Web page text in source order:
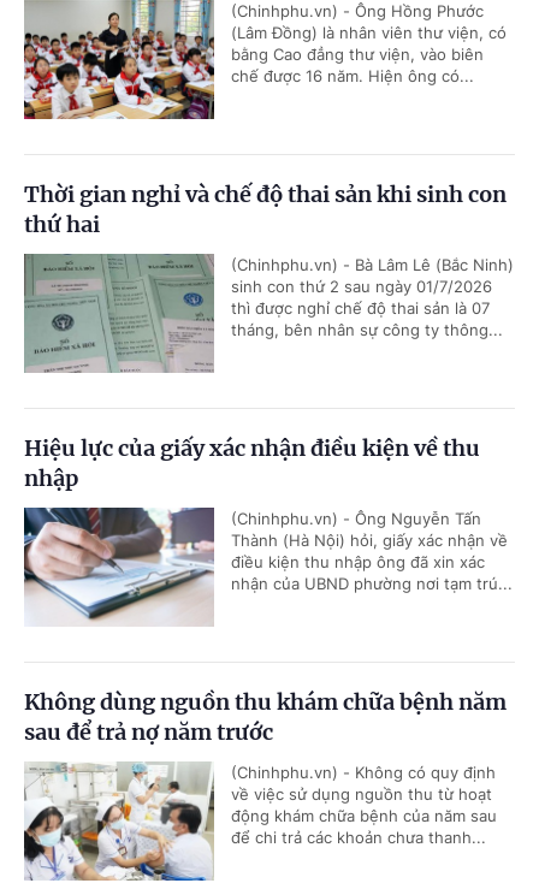
(Chinhphu.vn) - Ông Hồng Phước
(Lâm Đồng) là nhân viên thư viện, có
bằng Cao đẳng thư viện, vào biên
chế được 16 năm. Hiện ông có...
Thời gian nghỉ và chế độ thai sản khi sinh con
thứ hai
(Chinhphu.vn) - Bà Lâm Lê (Bắc Ninh)
sinh con thứ 2 sau ngày 01/7/2026
thì được nghỉ chế độ thai sản là 07
tháng, bên nhân sự công ty thông...
Hiệu lực của giấy xác nhận điều kiện về thu
nhập
(Chinhphu.vn) - Ông Nguyễn Tấn
Thành (Hà Nội) hỏi, giấy xác nhận về
điều kiện thu nhập ông đã xin xác
nhận của UBND phường nơi tạm trú...
Không dùng nguồn thu khám chữa bệnh năm
sau để trả nợ năm trước
(Chinhphu.vn) - Không có quy định
về việc sử dụng nguồn thu từ hoạt
động khám chữa bệnh của năm sau
để chi trả các khoản chưa thanh...